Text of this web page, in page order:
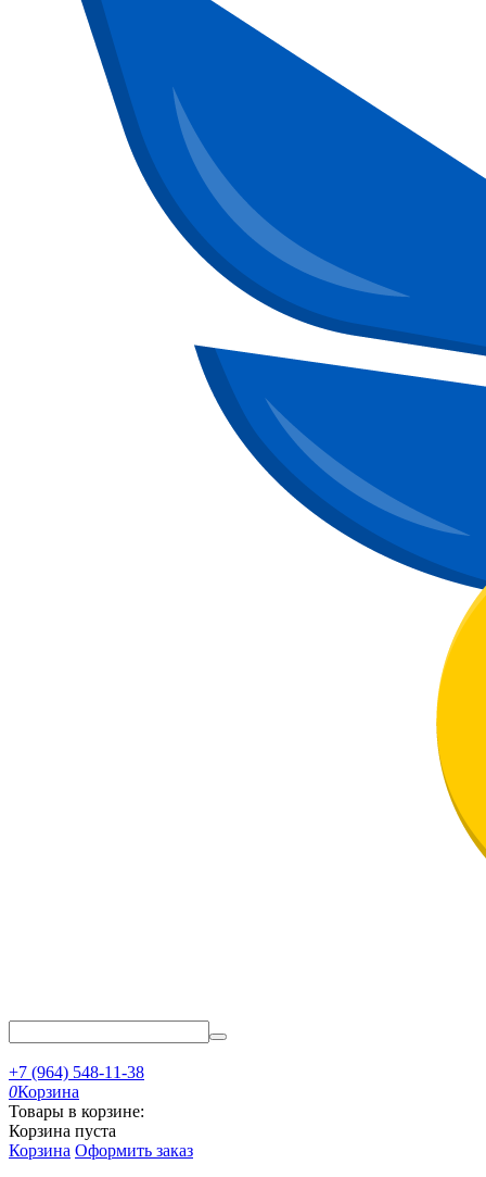
+7 (964) 548-11-38
0Корзина
Товары в корзине:
Корзина пуста
Корзина Оформить заказ